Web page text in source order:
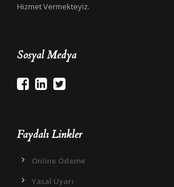
Hizmet Vermekteyiz.
Sosyal Medya
Faydalı Linkler
Online Ödeme
Yasal Uyarı